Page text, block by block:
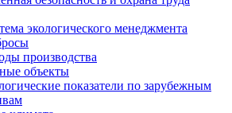
экологического менеджмента
производства
объекты
показатели по зарубежным